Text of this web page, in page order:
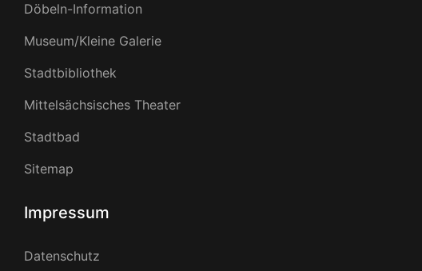
Döbeln-Information
Museum/Kleine Galerie
Stadtbibliothek
Mittelsächsisches Theater
Stadtbad
Sitemap
Impressum
Datenschutz